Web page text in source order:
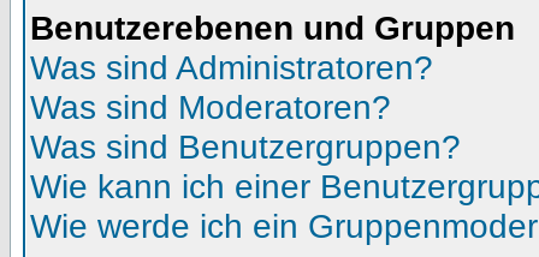
Benutzerebenen und Gruppen
Was sind Administratoren?
Was sind Moderatoren?
Was sind Benutzergruppen?
Wie kann ich einer
Wie werde ich ein